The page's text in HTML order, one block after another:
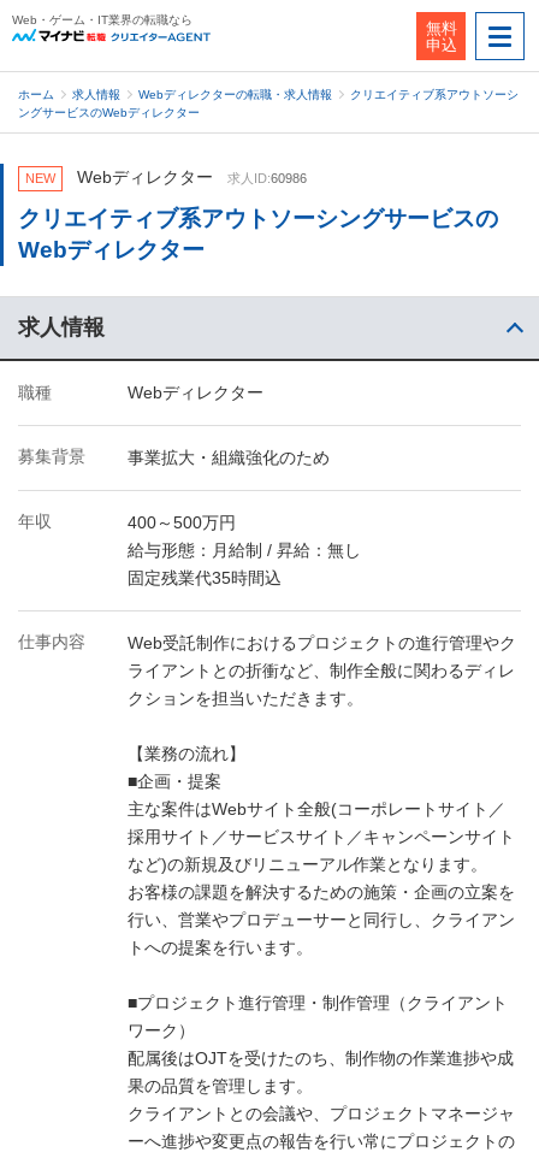
Web・ゲーム・IT業界の転職なら
無料
申込
ホーム 求人情報 Webディレクターの転職・求人情報
クリエイティブ系アウトソーシ
ングサービスのWebディレクター
NEW Webディレクター 求人ID:60986
クリエイティブ系アウトソーシングサービスの
Webディレクター
求人情報
職種 Webディレクター
募集背景 事業拡大・組織強化のため
年収
400～500万円
給与形態：月給制 / 昇給：無し
固定残業代35時間込
仕事内容
Web受託制作におけるプロジェクトの進行管理やク
ライアントとの折衝など、制作全般に関わるディレ
クションを担当いただきます。
【業務の流れ】
■企画・提案
主な案件はWebサイト全般(コーポレートサイト／
採用サイト／サービスサイト／キャンペーンサイト
など)の新規及びリニューアル作業となります。
お客様の課題を解決するための施策・企画の立案を
行い、営業やプロデューサーと同行し、クライアン
トへの提案を行います。
■プロジェクト進行管理・制作管理（クライアント
ワーク）
配属後はOJTを受けたのち、制作物の作業進捗や成
果の品質を管理します。
クライアントとの会議や、プロジェクトマネージャ
ーへ進捗や変更点の報告を行い常にプロジェクトの